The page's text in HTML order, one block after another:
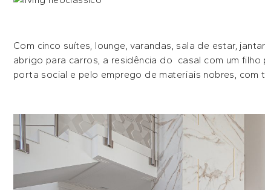
Com cinco suítes, lounge, varandas, sala de estar,
abrigo para carros, a residência do casal com um
porta social e pelo emprego de materiais nobres, com